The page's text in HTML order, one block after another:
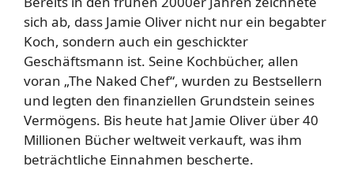
sich ab, dass Jamie Oliver nicht nur ein begabter
Koch, sondern auch ein geschickter
Geschäftsmann ist. Seine Kochbücher, allen
voran „The Naked Chef“, wurden zu Bestsellern
und legten den finanziellen Grundstein seines
Vermögens. Bis heute hat Jamie Oliver über 40
Millionen Bücher weltweit verkauft, was ihm
beträchtliche Einnahmen bescherte.